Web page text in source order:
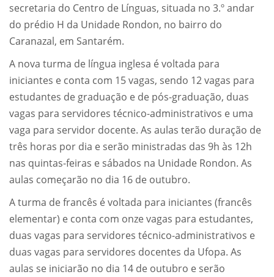
secretaria do Centro de Línguas, situada no 3.º andar
do prédio H da Unidade Rondon, no bairro do
Caranazal, em Santarém.
A nova turma de língua inglesa é voltada para
iniciantes e conta com 15 vagas, sendo 12 vagas para
estudantes de graduação e de pós-graduação, duas
vagas para servidores técnico-administrativos e uma
vaga para servidor docente. As aulas terão duração de
três horas por dia e serão ministradas das 9h às 12h
nas quintas-feiras e sábados na Unidade Rondon. As
aulas começarão no dia 16 de outubro.
A turma de francês é voltada para iniciantes (francês
elementar) e conta com onze vagas para estudantes,
duas vagas para servidores técnico-administrativos e
duas vagas para servidores docentes da Ufopa. As
aulas se iniciarão no dia 14 de outubro e serão